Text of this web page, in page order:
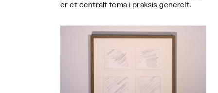
er et centralt tema i praksis generelt.